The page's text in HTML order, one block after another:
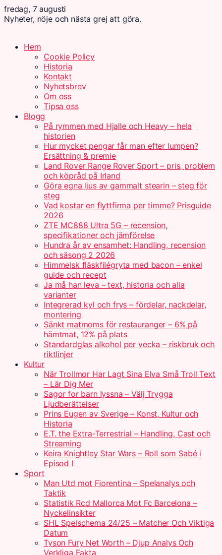
fredag, 7 augusti
Nyheter, nöje och nästa grej att göra.
Hem
Cookie Policy
Historia
Kontakt
Nyhetsbrev
Om oss
Tipsa oss
Blogg
På rymmen med Hjalle och Heavy – hela
historien
Hur mycket pengar får man efter lumpen?
Ersättning & premie
Land Rover Range Rover Sport – pris, problem
och köpråd på Irland
Göra egna ljus av gammalt stearin – steg för
steg
Vad kostar en flyttfirma per timme? Prisguide
2026
ZTE MC888 Ultra 5G – recension,
specifikationer och jämförelse
Hundra år av ensamhet: Handling, recension
och säsong 2 2026
Himmelsk fläskfilégryta med bacon – enkel
guide och recept
Ja må han leva – text, historia och alla
varianter
Integrerad kyl och frys – fördelar, nackdelar,
montering
Sänkt matmoms för restauranger – 6% på
hämtmat, 12% på plats
Standardglas alkohol per vecka – riskbruk och
riktlinjer
Kultur
När Trollmor Har Lagt Sina Elva Små Troll Text
– Lär Dig Mer
Sagor for barn lyssna – Välj Trygga
Ljudberättelser
Prins Eugen av Sverige – Konst, Kultur och
Historia
E.T. the Extra-Terrestrial – Handling, Cast och
Streaming
Keira Knightley Star Wars – Roll som Sabé i
Episod I
Sport
Man Utd mot Fiorentina – Spelanalys och
Taktik
Statistik Rcd Mallorca Mot Fc Barcelona –
Nyckelinsikter
SHL Spelschema 24/25 – Matcher Och Viktiga
Datum
Tyson Fury Net Worth – Djup Analys Och
Verkliga Fakta